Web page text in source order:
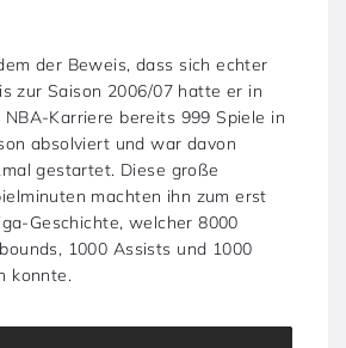
der Beweis, dass sich echter
zur Saison 2006/07 hatte er in
Karriere bereits 999 Spiele in
absolviert und war davon
gestartet. Diese große
machten ihn zum erst
Geschichte, welcher 8000
1000 Assists und 1000
konnte.